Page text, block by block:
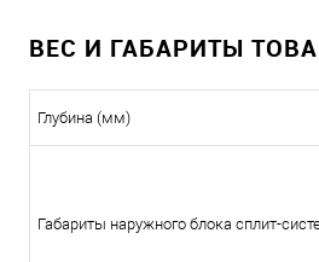
ВЕС И ГАБАРИТЫ
Глубина (мм)
Габариты наружного блока сплит-